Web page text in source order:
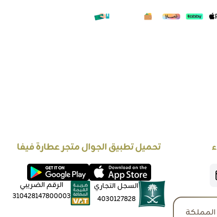
تحميل تطبيق الجوال متجر عطارة فيفا
السجل التجاري
4030127828
الرقم الضريبي
310428147800003